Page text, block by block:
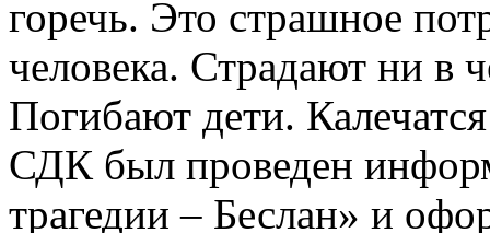
горечь. Это страшное
человека. Страдают ни в
Погибают дети.
СДК был проведен
трагедии – Беслан» и